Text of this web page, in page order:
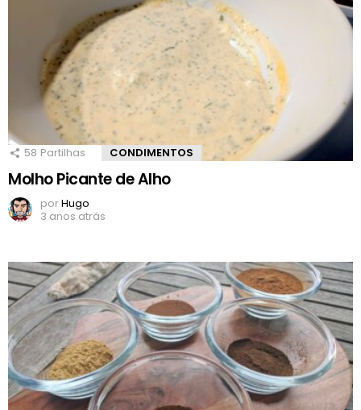
58 Partilhas CONDIMENTOS
Molho Picante de Alho
porHugo
3 anos atrás